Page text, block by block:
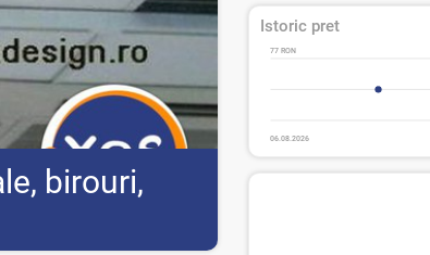
birouri,
Istoric pret
77 RON
06.08.2026